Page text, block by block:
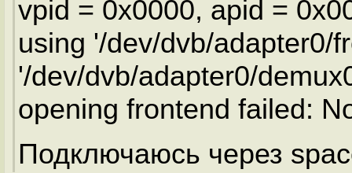
vpid = 0x0000, apid =
using '/dev/dvb/adapter0/
'/dev/dvb/adapter0/
opening frontend failed:
Подключаюсь через